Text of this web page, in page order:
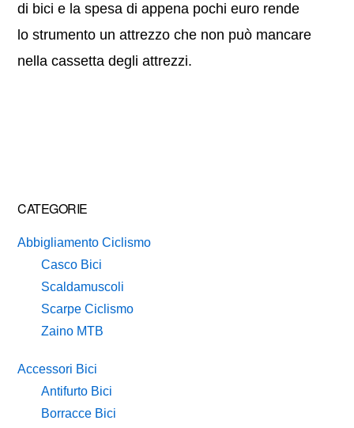
di bici e la spesa di appena pochi euro rende
lo strumento un attrezzo che non può mancare
nella cassetta degli attrezzi.
Primary
Sidebar
CATEGORIE
Abbigliamento Ciclismo
Casco Bici
Scaldamuscoli
Scarpe Ciclismo
Zaino MTB
Accessori Bici
Antifurto Bici
Borracce Bici